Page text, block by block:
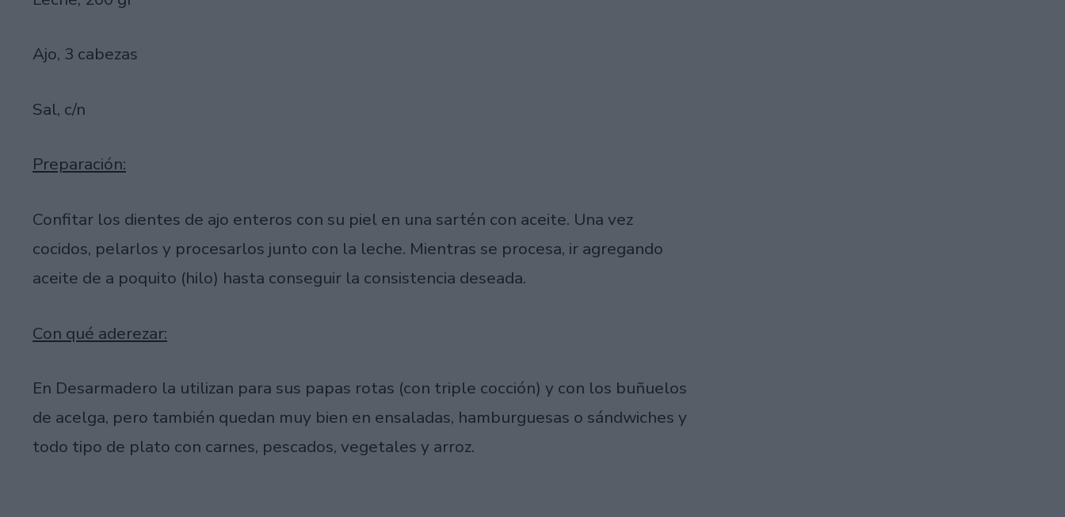
Ajo, 3 cabezas
Sal, c/n
Preparación:
Confitar los dientes de ajo enteros con su piel en una sartén con aceite. Una vez
cocidos, pelarlos y procesarlos junto con la leche. Mientras se procesa, ir agregando
aceite de a poquito (hilo) hasta conseguir la consistencia deseada.
Con qué aderezar:
En Desarmadero la utilizan para sus papas rotas (con triple cocción) y con los buñuelos
de acelga, pero también quedan muy bien en ensaladas, hamburguesas o sándwiches y
todo tipo de plato con carnes, pescados, vegetales y arroz.